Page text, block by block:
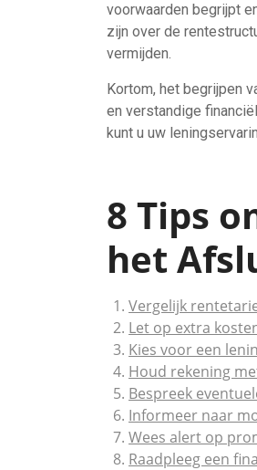
voorwaarden begrijpt
zijn over de
vermijden.
Kortom, het begrijpen
en verstandige
kunt u uw
8 Tips
het
Vergelijk
Let op extra
Kies voor een
Houd rekening
Bespreek
Informeer naar
Wees alert op
Raadpleeg een